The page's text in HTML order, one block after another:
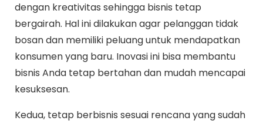
dengan kreativitas sehingga bisnis tetap
bergairah. Hal ini dilakukan agar pelanggan tidak
bosan dan memiliki peluang untuk mendapatkan
konsumen yang baru. Inovasi ini bisa membantu
bisnis Anda tetap bertahan dan mudah mencapai
kesuksesan.
Kedua, tetap berbisnis sesuai rencana yang sudah